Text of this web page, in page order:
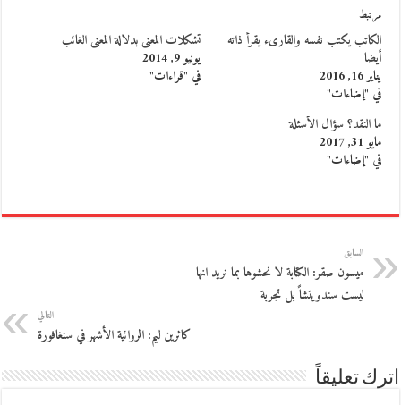
مرتبط
الكاتب يكتب نفسه والقارىء يقرأ ذاته
أيضا
يناير 16, 2016
في "إضاءات"
تشكلات المعنى بدلالة المعنى الغائب
يونيو 9, 2014
في "قراءات"
ما النقد؟ سؤال الأسئلة
مايو 31, 2017
في "إضاءات"
السابق
ميسون صقر: الكتابة لا نحشوها بما نريد انها
ليست سندويتشاً بل تجربة
التالي
كاثرين ليم: الروائية الأشهر في سنغافورة
اترك تعليقاً